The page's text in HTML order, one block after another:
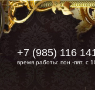
+7 (985) 116
время работы: пон.-пят. с